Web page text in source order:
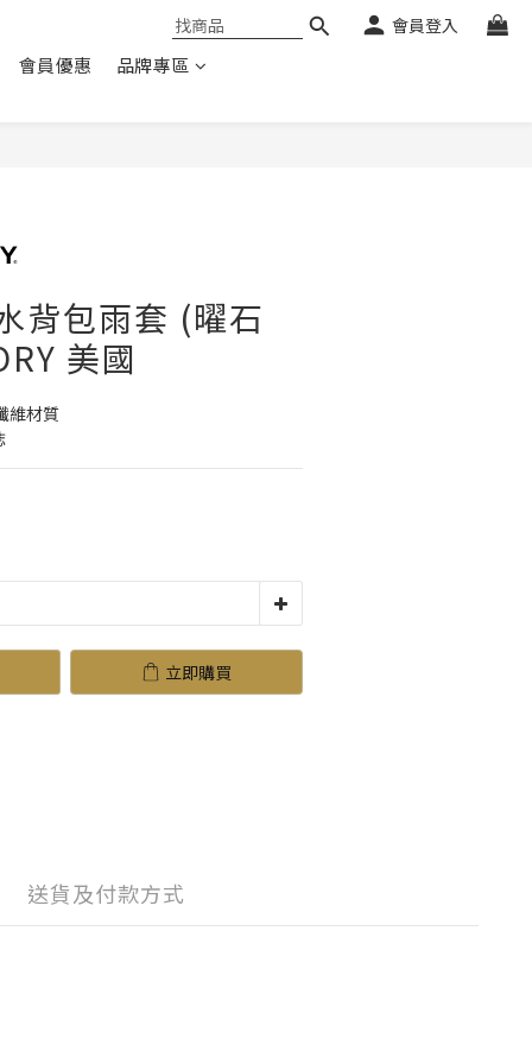
會員登入
會員優惠 品牌專區
背包雨套 (曜石
美國
維材質
立即購買
送貨及付款方式